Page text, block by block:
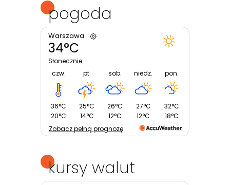
pogoda
Warszawa
34°C
Słonecznie
czw.
36°C
20°C
pt.
25°C
14°C
sob.
26°C
12°C
niedz.
27°C
12°C
pon.
32°C
18°C
Zobacz pełną prognozę
kursy walut